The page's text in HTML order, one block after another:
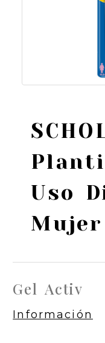
Uso
Mujer
Gel Activ
Información